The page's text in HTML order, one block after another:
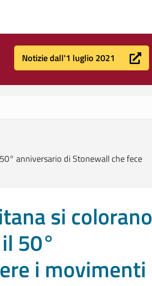
Notizie dall'1 luglio 2021
anniversario di Stonewall che fece
si colorano
50°
i movimenti